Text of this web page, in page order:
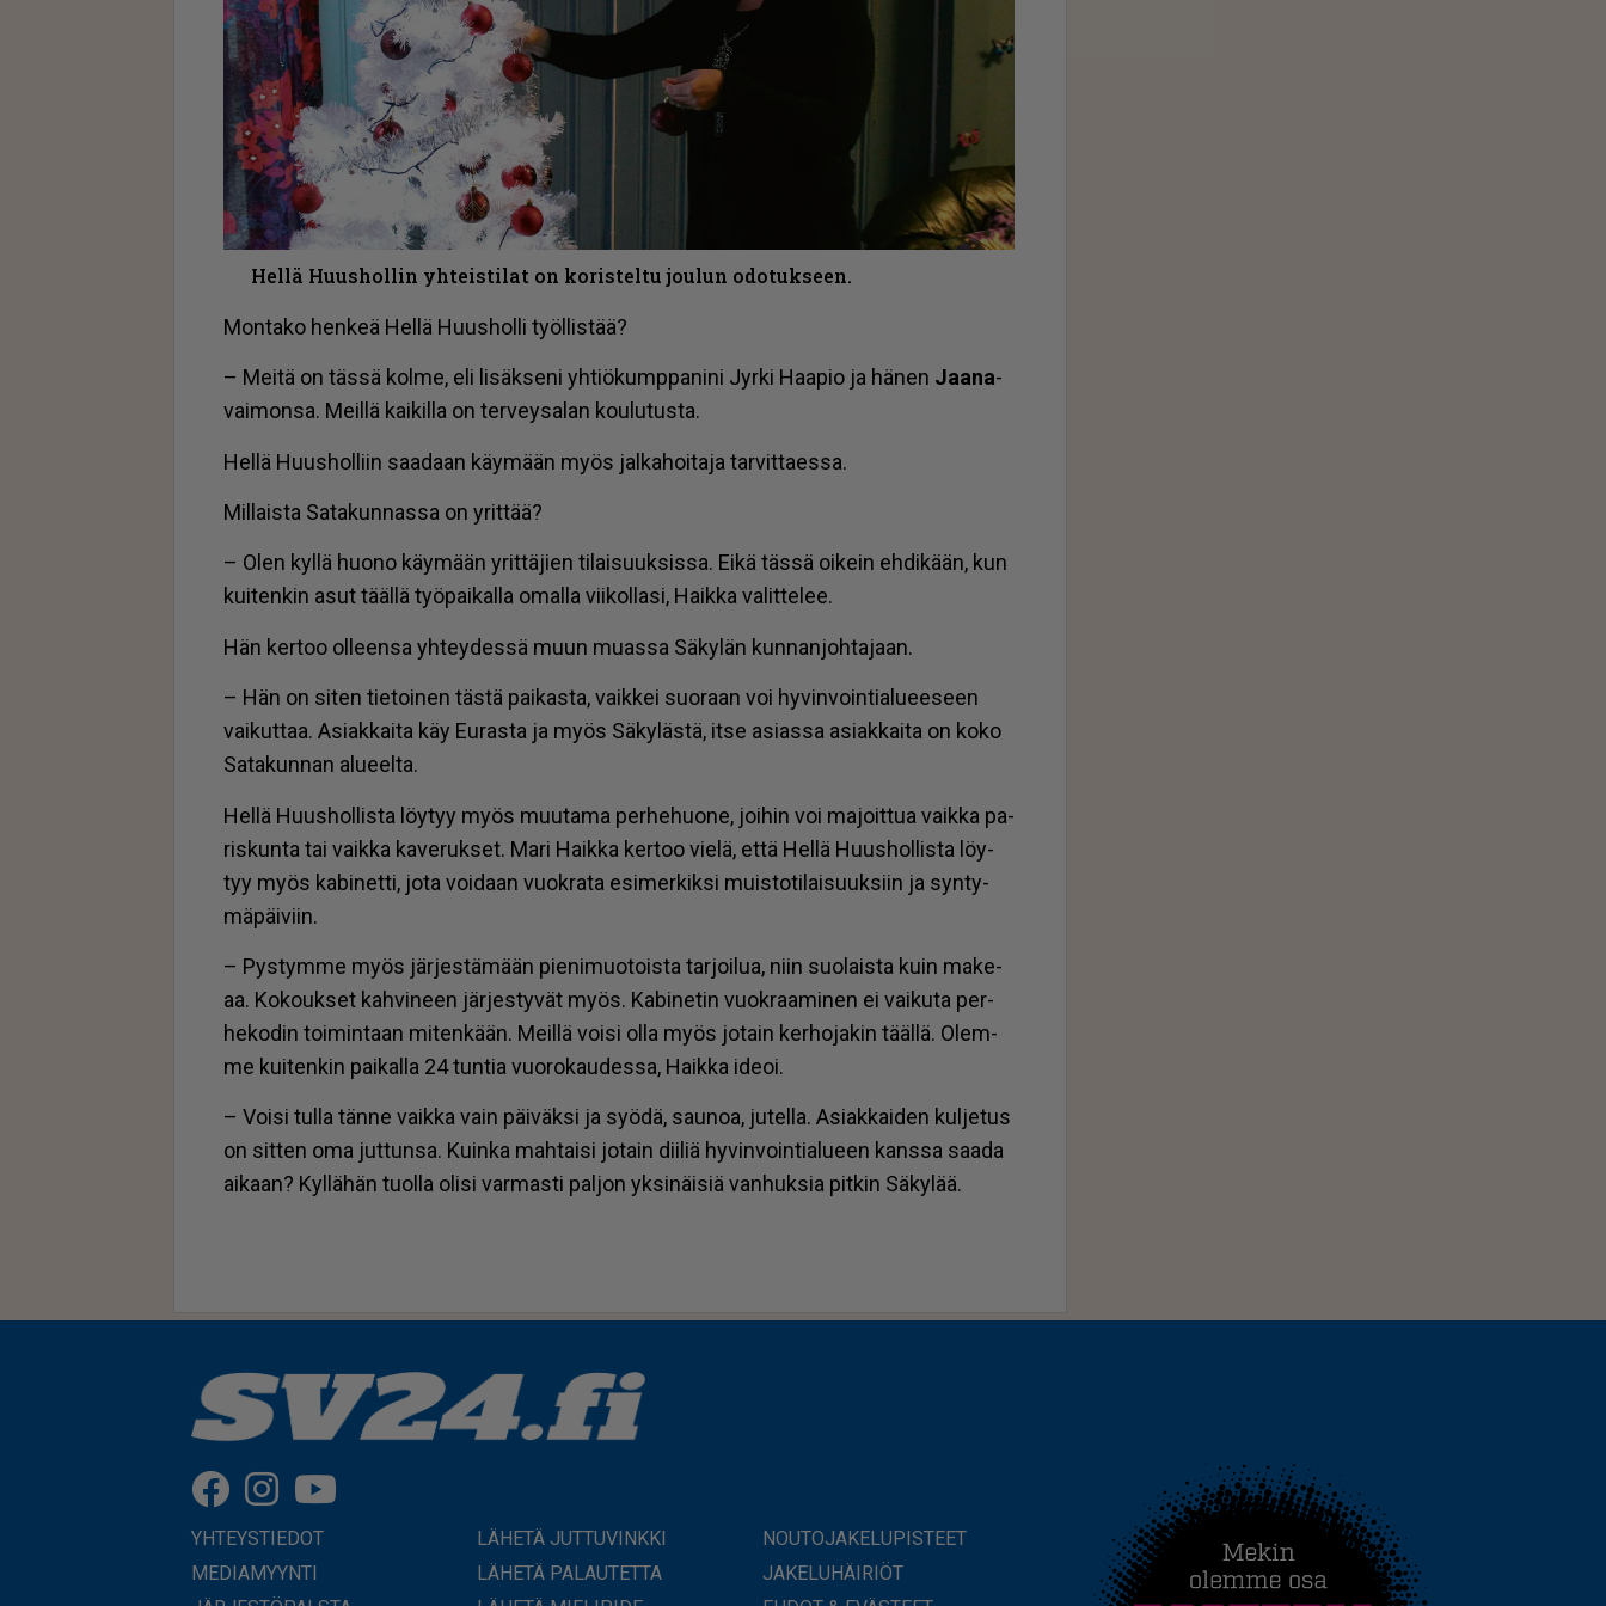
Hellä Huushollin yhteistilat on koristeltu joulun odotukseen.
Mon­ta­ko hen­keä Hel­lä Huus­hol­li työl­lis­tää?
– Mei­tä on täs­sä kol­me, eli li­säk­se­ni yh­ti­ö­kump­pa­ni­ni Jyr­ki Haa­pio ja hä­nen Jaa­na-
vai­mon­sa. Meil­lä kai­kil­la on ter­vey­sa­lan kou­lu­tus­ta.
Hel­lä Huus­hol­liin saa­daan käy­mään myös jal­ka­hoi­ta­ja tar­vit­ta­es­sa.
Mil­lais­ta Sa­ta­kun­nas­sa on yrit­tää?
– Olen kyl­lä huo­no käy­mään yrit­tä­jien ti­lai­suuk­sis­sa. Ei­kä täs­sä oi­kein eh­di­kään, kun
kui­ten­kin asut tääl­lä työ­pai­kal­la omal­la vii­kol­la­si, Haik­ka va­lit­te­lee.
Hän ker­too ol­leen­sa yh­tey­des­sä muun mu­as­sa Sä­ky­län kun­nan­joh­ta­jaan.
– Hän on si­ten tie­toi­nen täs­tä pai­kas­ta, vaik­kei suo­raan voi hy­vin­voin­ti­a­lu­ee­seen
vai­kut­taa. Asi­ak­kai­ta käy Eu­ras­ta ja myös Sä­ky­läs­tä, it­se asi­as­sa asi­ak­kai­ta on koko
Sa­ta­kun­nan alu­eel­ta.
Hel­lä Huus­hol­lis­ta löy­tyy myös muu­ta­ma per­he­huo­ne, joi­hin voi ma­joit­tua vaik­ka pa­
ris­kun­ta tai vaik­ka ka­ve­ruk­set. Mari Haik­ka ker­too vie­lä, et­tä Hel­lä Huus­hol­lis­ta löy­
tyy myös ka­bi­net­ti, jota voi­daan vuok­ra­ta esi­mer­kik­si muis­to­ti­lai­suuk­siin ja syn­ty­
mä­päi­viin.
– Pys­tym­me myös jär­jes­tä­mään pie­ni­muo­tois­ta tar­joi­lua, niin suo­lais­ta kuin ma­ke­
aa. Ko­kouk­set kah­vi­neen jär­jes­ty­vät myös. Ka­bi­ne­tin vuok­raa­mi­nen ei vai­ku­ta per­
he­ko­din toi­min­taan mi­ten­kään. Meil­lä voi­si ol­la myös jo­tain ker­ho­ja­kin tääl­lä. Olem­
me kui­ten­kin pai­kal­la 24 tun­tia vuo­ro­kau­des­sa, Haik­ka ide­oi.
– Voi­si tul­la tän­ne vaik­ka vain päi­väk­si ja syö­dä, sau­noa, ju­tel­la. Asi­ak­kai­den kul­je­tus
on sit­ten oma jut­tun­sa. Kuin­ka mah­tai­si jo­tain dii­liä hy­vin­voin­ti­a­lu­een kans­sa saa­da
ai­kaan? Kyl­lä­hän tuol­la oli­si var­mas­ti pal­jon yk­si­näi­siä van­huk­sia pit­kin Sä­ky­lää.
YHTEYSTIEDOT
MEDIAMYYNTI
LÄHETÄ JUTTUVINKKI
LÄHETÄ PALAUTETTA
NOUTOJAKELUPISTEET
JAKELUHÄIRIÖT